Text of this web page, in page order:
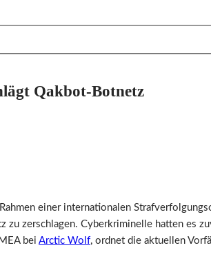
Qakbot-Botnetz
einer internationalen
zu zerschlagen. Cyberkriminelle hatten
bei Arctic Wolf, ordnet die aktuellen